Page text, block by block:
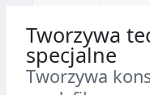
Tworzywa
specjalne
Tworzywa